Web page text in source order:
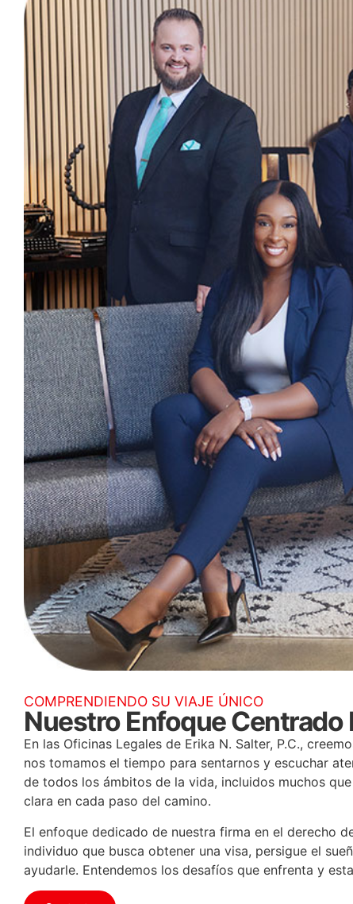
COMPRENDIENDO SU VIAJE ÚNICO
Nuestro Enfoque Centrado
En las Oficinas Legales de Erika N. Salter, P.C.,
nos tomamos el tiempo para sentarnos y escuchar
de todos los ámbitos de la vida, incluidos muchos
clara en cada paso del camino.
El enfoque dedicado de nuestra firma en el derecho
individuo que busca obtener una visa, persigue el
ayudarle. Entendemos los desafíos que enfrenta y